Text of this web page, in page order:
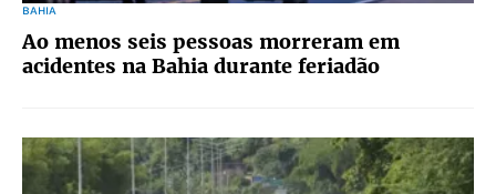
BAHIA
Ao menos seis pessoas morreram em
acidentes na Bahia durante feriadão